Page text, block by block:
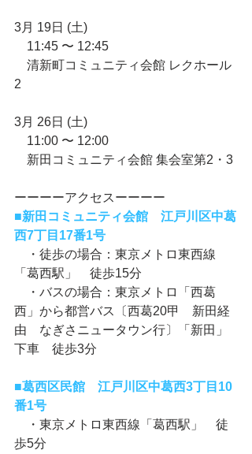
3月 19日 (土)
11:45 〜 12:45
清新町コミュニティ会館 レクホール
2
3月 26日 (土)
11:00 〜 12:00
新田コミュニティ会館 集会室第2・3
ーーーーアクセスーーーー
■新田コミュニティ会館　江戸川区中葛
西7丁目17番1号
・徒歩の場合：東京メトロ東西線
「葛西駅」　徒歩15分
・バスの場合：東京メトロ「西葛
西」から都営バス〔西葛20甲　新田経
由　なぎさニュータウン行〕「新田」
下車　徒歩3分
■葛西区民館　江戸川区中葛西3丁目10
番1号
・東京メトロ東西線「葛西駅」　徒
歩5分